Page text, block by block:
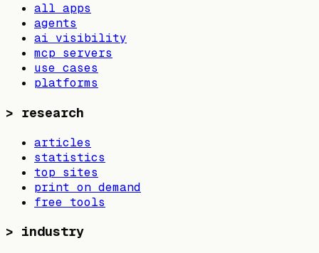
all apps
agents
ai visibility
mcp servers
use cases
platforms
> research
articles
statistics
top sites
print on demand
free tools
> industry